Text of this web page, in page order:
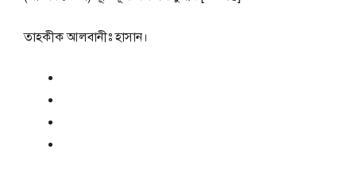
তাহকীক আলবানীঃ হাসান।